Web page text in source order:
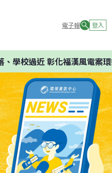
電子報 登入
學校過近 彰化福漢風電案環